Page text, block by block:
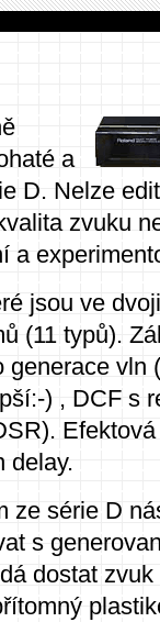
a
D. Nelze
zvuku
a
jsou ve
(11 typů).
vln
) , DCF s
delay.
ze série D
s
dostat